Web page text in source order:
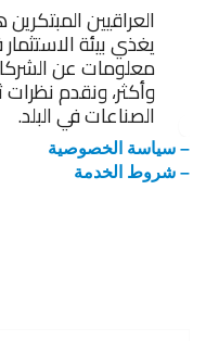
العراقيين
يغذي بيئة
معلومات عن
وأكثر، ونقدم
الصناعات في البلد.
– سياسة الخصوصية
– شروط الخدمة